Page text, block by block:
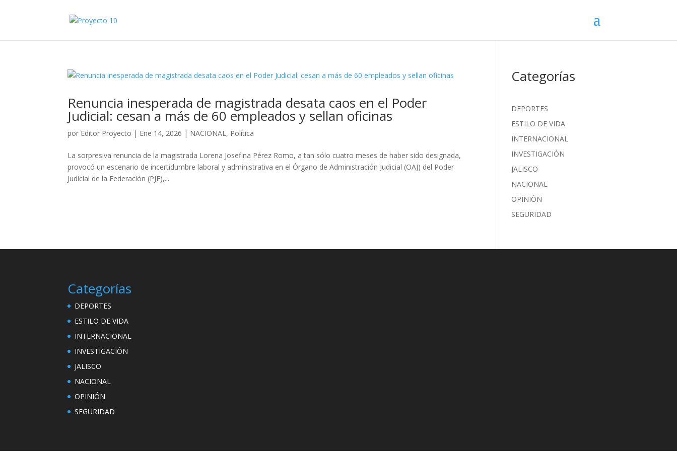
Renuncia inesperada de magistrada desata caos en el Poder
Judicial: cesan a más de 60 empleados y sellan oficinas
por Editor Proyecto | Ene 14, 2026 | NACIONAL, Política
La sorpresiva renuncia de la magistrada Lorena Josefina Pérez Romo, a tan sólo cuatro meses de haber sido designada,
provocó un escenario de incertidumbre laboral y administrativa en el Órgano de Administración Judicial (OAJ) del Poder
Judicial de la Federación (PJF),...
Categorías
DEPORTES
ESTILO DE VIDA
INTERNACIONAL
INVESTIGACIÓN
JALISCO
NACIONAL
OPINIÓN
SEGURIDAD
Categorías
DEPORTES
ESTILO DE VIDA
INTERNACIONAL
INVESTIGACIÓN
JALISCO
NACIONAL
OPINIÓN
SEGURIDAD